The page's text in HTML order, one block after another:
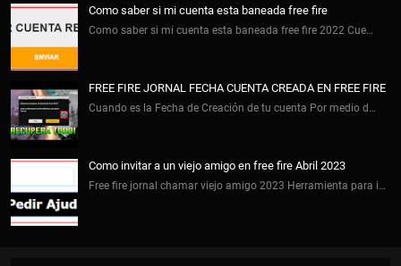
Como saber si mi cuenta esta baneada free fire
Como saber si mi cuenta esta baneada free fire 2022 Cue…
FREE FIRE JORNAL FECHA CUENTA CREADA EN FREE FIRE
Cuando es la Fecha de Creación de tu cuenta Por medio d…
Como invitar a un viejo amigo en free fire Abril 2023
Free fire jornal chamar viejo amigo 2023 Herramienta para i…